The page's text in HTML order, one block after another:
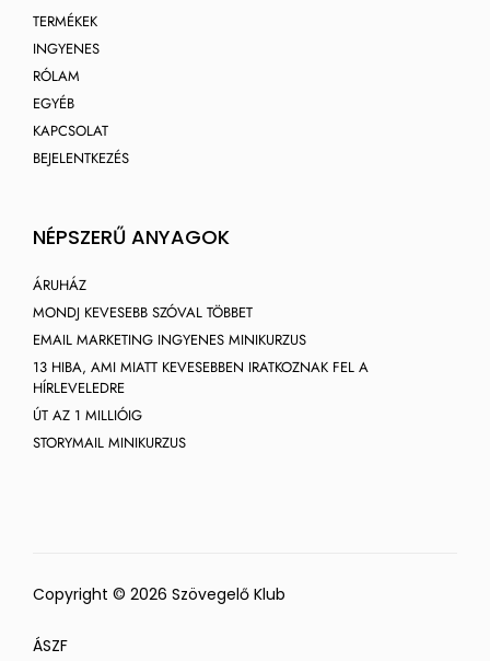
TERMÉKEK
INGYENES
RÓLAM
EGYÉB
KAPCSOLAT
BEJELENTKEZÉS
NÉPSZERŰ ANYAGOK
ÁRUHÁZ
MONDJ KEVESEBB SZÓVAL TÖBBET
EMAIL MARKETING INGYENES MINIKURZUS
13 HIBA, AMI MIATT KEVESEBBEN IRATKOZNAK FEL A
HÍRLEVELEDRE
ÚT AZ 1 MILLIÓIG
STORYMAIL MINIKURZUS
Copyright © 2026 Szövegelő Klub
ÁSZF